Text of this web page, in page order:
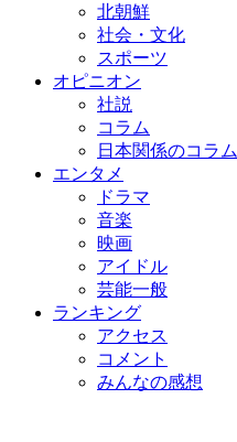
北朝鮮
社会・文化
スポーツ
オピニオン
社説
コラム
日本関係のコラム
エンタメ
ドラマ
音楽
映画
アイドル
芸能一般
ランキング
アクセス
コメント
みんなの感想